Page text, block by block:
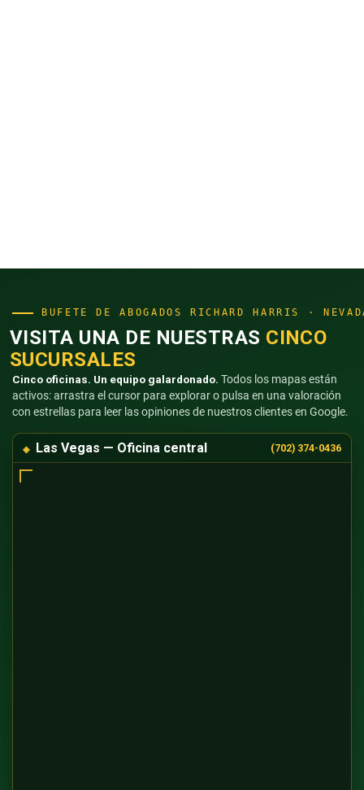
BUFETE DE ABOGADOS RICHARD HARRIS ·
VISITA UNA DE NUESTRAS CINCO
SUCURSALES
Cinco oficinas. Un equipo galardonado. Todos los mapas están
activos: arrastra el cursor para explorar o pulsa en una valoración
con estrellas para leer las opiniones de nuestros clientes en Google.
Las Vegas — Oficina central (702) 374-0436